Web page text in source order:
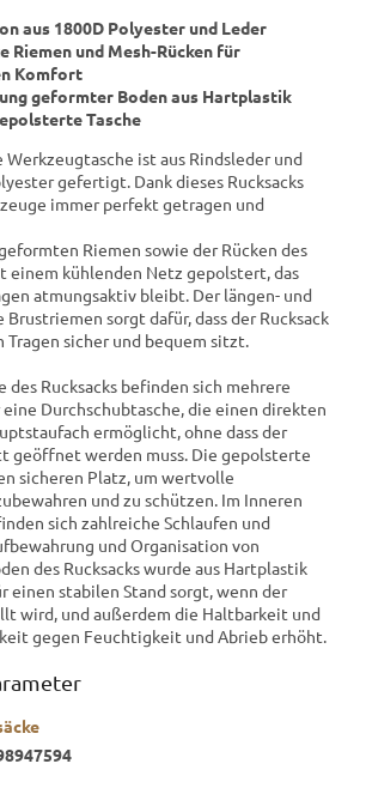
aus 1800D Polyester und Leder
Riemen und Mesh-Rücken für
Komfort
geformter Boden aus Hartplastik
Tasche
Werkzeugtasche ist aus Rindsleder und
gefertigt. Dank dieses Rucksacks
immer perfekt getragen und
Riemen sowie der Rücken des
einem kühlenden Netz gepolstert, das
atmungsaktiv bleibt. Der längen- und
sorgt dafür, dass der Rucksack
Tragen sicher und bequem sitzt.
des Rucksacks befinden sich mehrere
eine Durchschubtasche, die einen direkten
ermöglicht, ohne dass der
geöffnet werden muss. Die gepolsterte
sicheren Platz, um wertvolle
und zu schützen. Im Inneren
sich zahlreiche Schlaufen und
und Organisation von
des Rucksacks wurde aus Hartplastik
einen stabilen Stand sorgt, wenn der
wird, und außerdem die Haltbarkeit und
gegen Feuchtigkeit und Abrieb erhöht.